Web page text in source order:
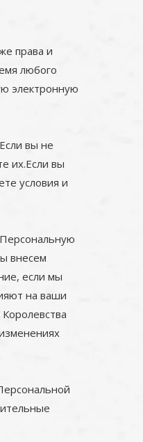
права и
любого
электронную
вы не
их.Если вы
условия и
внесем
если мы
на ваши